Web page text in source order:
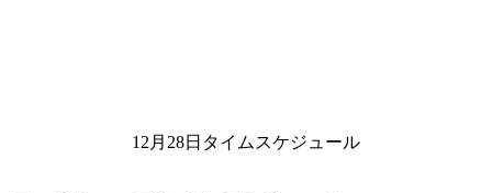
12月28日タイムスケジュール